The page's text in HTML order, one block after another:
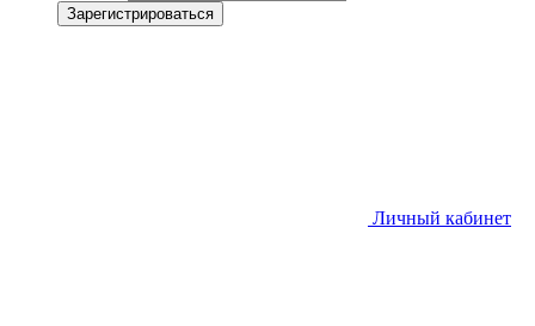
Зарегистрироваться
Личный кабинет